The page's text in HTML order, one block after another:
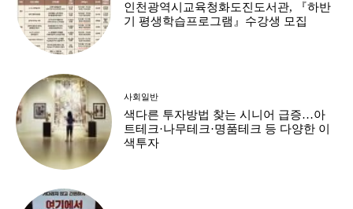
인천광역시교육청화도진도서관, 『하반
기 평생학습프로그램』수강생 모집
사회일반
색다른 투자방법 찾는 시니어 급증…아
트테크·나무테크·명품테크 등 다양한 이
색투자